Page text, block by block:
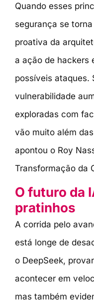
Quando esses
segurança se
proativa da
a ação de hackers
possíveis ataques.
vulnerabilidade
exploradas com
vão muito além
apontou o Roy
Transformação da
O futuro da
pratinhos
A corrida pelo
está longe de
o DeepSeek,
acontecer em
mas também